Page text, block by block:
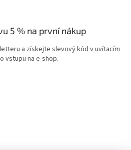
5 % na první nákup
a získejte slevový kód v uvítacím
vstupu na e-shop.